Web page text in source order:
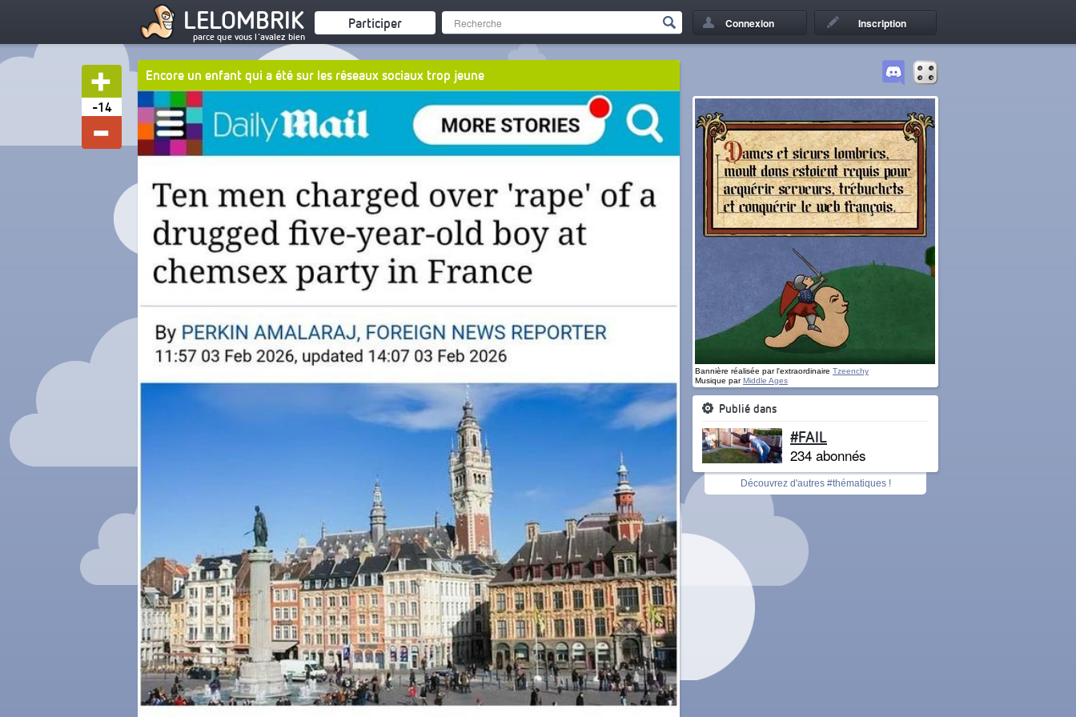
LELOMBRIK
parce que vous l'avalez bien
Participer Connexion Inscription
-14
Encore un enfant qui a été sur les réseaux sociaux trop jeune
Bannière réalisée par l'extraordinaire Tzeenchy
Musique parMiddle Ages
Publié dans
#FAIL
234 abonnés
Découvrez d'autres #thématiques !